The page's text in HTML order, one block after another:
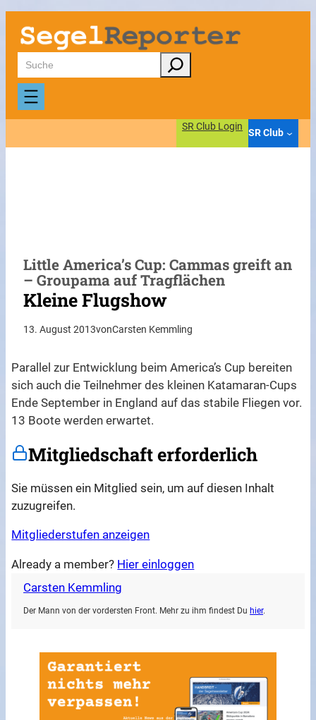
Zum
Inhalt
springen
Suchen
SR Club Login
SR Club
Little America’s Cup: Cammas greift an
– Groupama auf Tragflächen
Kleine Flugshow
13. August 2013vonCarsten Kemmling
Parallel zur Entwicklung beim America’s Cup bereiten
sich auch die Teilnehmer des kleinen Katamaran-Cups
Ende September in England auf das stabile Fliegen vor.
13 Boote werden erwartet.
Mitgliedschaft erforderlich
Sie müssen ein Mitglied sein, um auf diesen Inhalt
zuzugreifen.
Mitgliederstufen anzeigen
Already a member? Hier einloggen
Carsten Kemmling
Der Mann von der vordersten Front. Mehr zu ihm findest Du hier.